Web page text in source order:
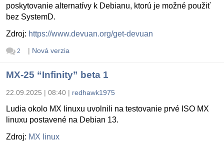
poskytovanie alternatívy k Debianu, ktorú je možné použiť
bez SystemD.
Zdroj: https://www.devuan.org/get-devuan
2 | Nová verzia
MX-25 “Infinity” beta 1
22.09.2025 | 08:40 | redhawk1975
Ludia okolo MX linuxu uvolnili na testovanie prvé ISO MX
linuxu postavené na Debian 13.
Zdroj: MX linux